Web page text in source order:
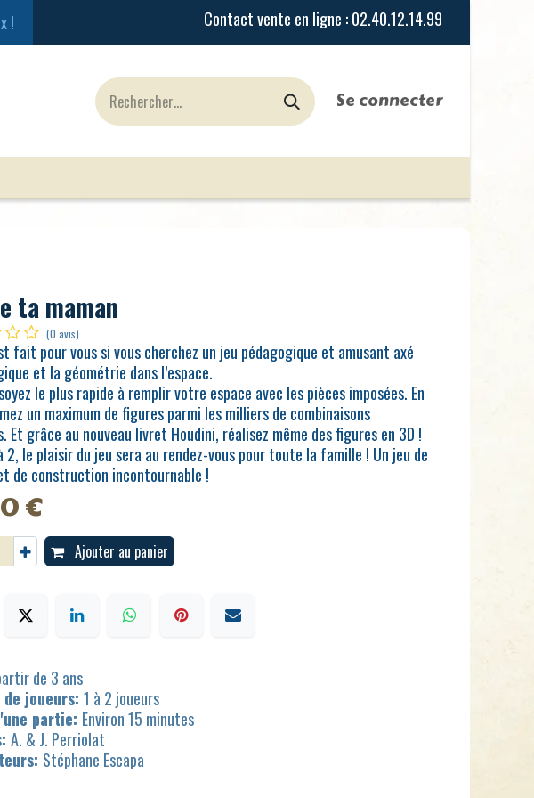
!
Se connecter
ta maman
(0 avis)
fait pour vous si vous cherchez un jeu pédagogique et amusant axé
et la géométrie dans l’espace.
le plus rapide à remplir votre espace avec les pièces imposées. En
un maximum de figures parmi les milliers de combinaisons
Et grâce au nouveau livret Houdini, réalisez même des figures en 3D !
2, le plaisir du jeu sera au rendez-vous pour toute la famille ! Un jeu de
de construction incontournable !
€
Ajouter au panier
de 3 ans
de joueurs: 1 à 2 joueurs
partie: Environ 15 minutes
A. & J. Perriolat
Stéphane Escapa